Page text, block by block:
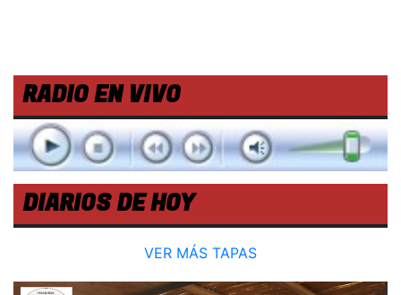
RADIO EN VIVO
DIARIOS DE HOY
VER MÁS TAPAS